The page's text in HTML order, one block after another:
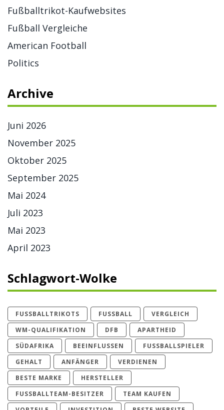
Fußballtrikot-Kaufwebsites
Fußball Vergleiche
American Football
Politics
Archive
Juni 2026
November 2025
Oktober 2025
September 2025
Mai 2024
Juli 2023
Mai 2023
April 2023
Schlagwort-Wolke
FUSSBALLTRIKOTS FUSSBALL
VERGLEICH
WM-QUALIFIKATION
DFB
APARTHEID
SÜDAFRIKA
BEEINFLUSSEN
FUSSBALLSPIELER
GEHALT
ANFÄNGER
VERDIENEN
BESTE MARKE
HERSTELLER
FUSSBALLTEAM-BESITZER
TEAM KAUFEN